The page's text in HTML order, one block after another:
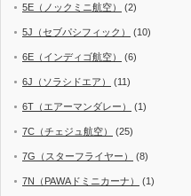
5E（ノックミニ航空） (2)
5J（セブパシフィック） (10)
6E（インディゴ航空） (6)
6J（ソラシドエア） (11)
6T（エアーマンダレー） (1)
7C（チェジュ航空） (25)
7G（スターフライヤー） (8)
7N（PAWAドミニカーナ） (1)